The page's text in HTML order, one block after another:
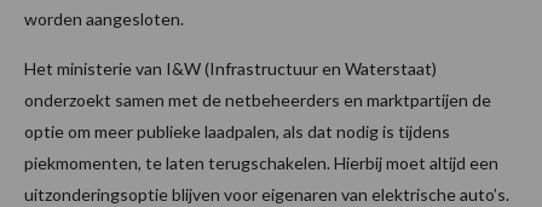
worden aangesloten.
Het ministerie van I&W (Infrastructuur en Waterstaat)
onderzoekt samen met de netbeheerders en marktpartijen de
optie om meer publieke laadpalen, als dat nodig is tijdens
piekmomenten, te laten terugschakelen. Hierbij moet altijd een
uitzonderingsoptie blijven voor eigenaren van elektrische auto’s.